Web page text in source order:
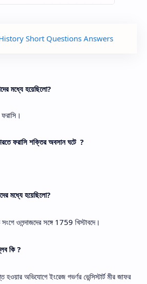
Short Questions Answers
মধ্যে হয়েছিলো?
ফরাসি শক্তির অবসান ঘটে ?
মধ্যে হয়েছিলো?
ওলন্দাজদের সঙ্গে 1759 খিস্টাবদে।
কি ?
হওয়ার অভিযোগে ইংরেজ গভর্ণর ভেন্সিস্টার্ট মীর জাফর